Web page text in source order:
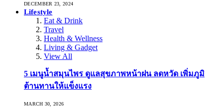
DECEMBER 23, 2024
Lifestyle
Eat & Drink
Travel
Health & Wellness
Living & Gadget
View All
5 เมนูน้ำสมุนไพร ดูแลสุขภาพหน้าฝน ลดหวัด เพิ่มภูมิ
ต้านทานให้แข็งแรง
MARCH 30, 2026